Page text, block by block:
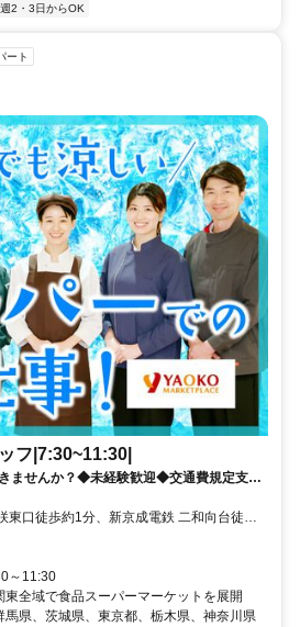
週2・3日からOK
ート
フ|7:30~11:30|
ませんか？◆未経験歓迎◆交通費規定支給
東口徒歩約1分、新京成電鉄 二和向台徒歩
出入口2徒歩約17分 新京成線 三咲駅より
通勤 OK 自転車通勤 OK
～11:30
全域で食品スーパーマーケットを展開
馬県、茨城県、東京都、栃木県、神奈川県